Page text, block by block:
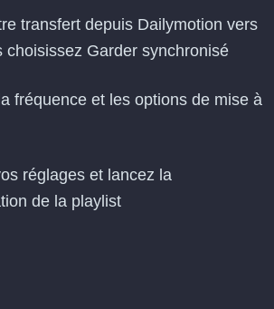
transfert depuis Dailymotion vers
choisissez Garder synchronisé
fréquence et les options de mise à
réglages et lancez la
de la playlist